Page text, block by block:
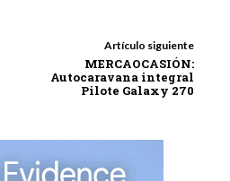
Artículo siguiente
MERCAOCASIÓN:
Autocaravana integral
Pilote Galaxy 270